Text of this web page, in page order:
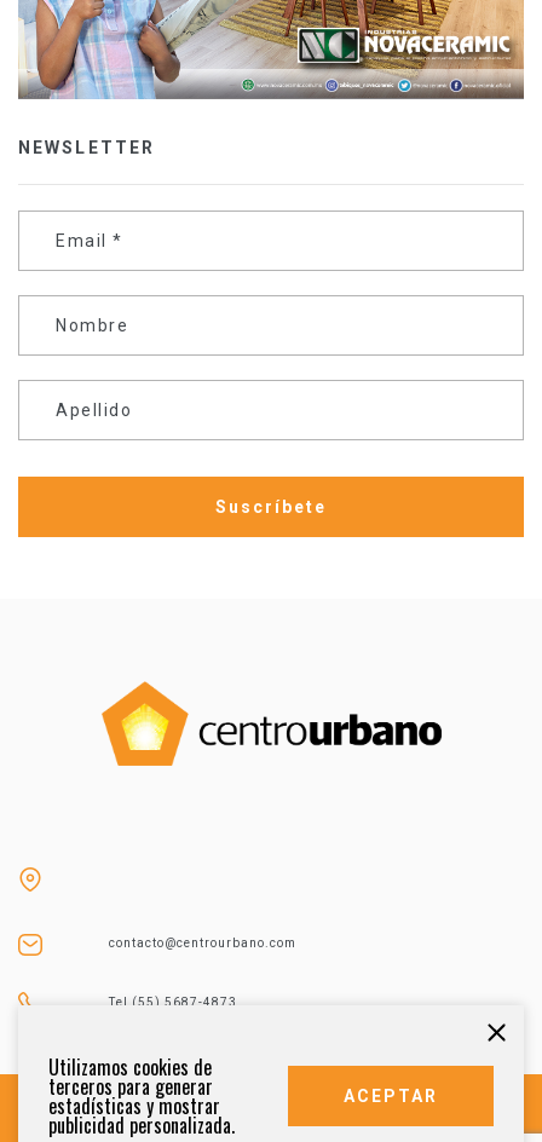
NEWSLETTER
Email *
Nombre
Apellido
contacto@centrourbano.com
Tel (55) 5687-4873
Utilizamos cookies de
terceros para generar
estadísticas y mostrar
publicidad personalizada.
ACEPTAR